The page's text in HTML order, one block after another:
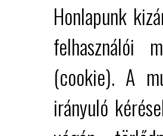
Honlapunk
felhasználói
(cookie). A
irányuló